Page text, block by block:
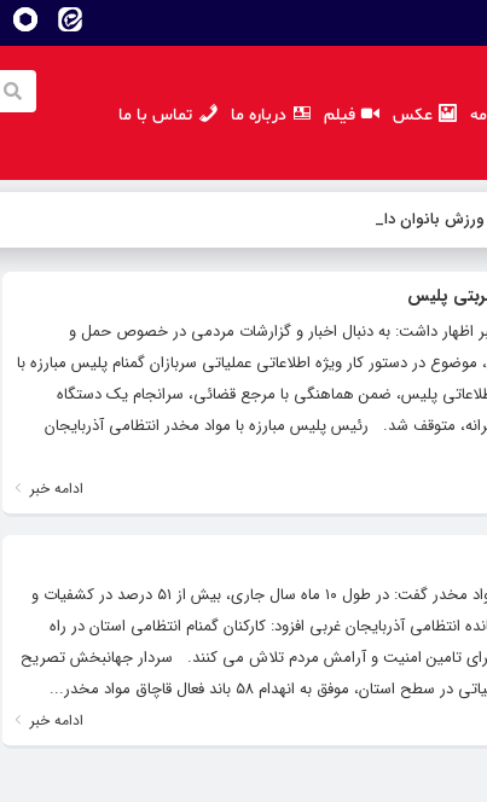
عکس فیلم درباره ما تماس با ما
بانوان دارد
اظهار داشت: به دنبال اخبار و گزارشات مردمی در خصوص حمل و
در دستور کار ویژه اطلاعاتی عملیاتی سربازان گمنام پلیس مبارزه با
پلیس، ضمن هماهنگی با مرجع قضائی، سرانجام یک دستگاه
متوقف شد. رئیس پلیس مبارزه با مواد مخدر انتظامی آذربایجان
ادامه خبر
به گزارش افتخار آذربایجان، سردار رحیم جهانبخش در مراسم امحای مواد مخدر گفت: در طول ۱۰ ماه سال جاری، بیش از ۵۱ درصد در کشفیات و
آذربایجان غربی افزود: کارکنان گمنام انتظامی استان در راه
برای تامین امنیت و آرامش مردم تلاش می کنند. سردار جهانبخش تصریح
به انهدام ۵۸ باند فعال قاچاق مواد مخدر...
ادامه خبر